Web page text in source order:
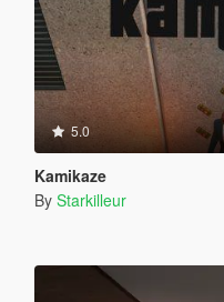
5.0
Kamikaze
By Starkilleur